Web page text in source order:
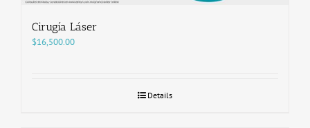
Cirugía Láser
$16,500.00
Details